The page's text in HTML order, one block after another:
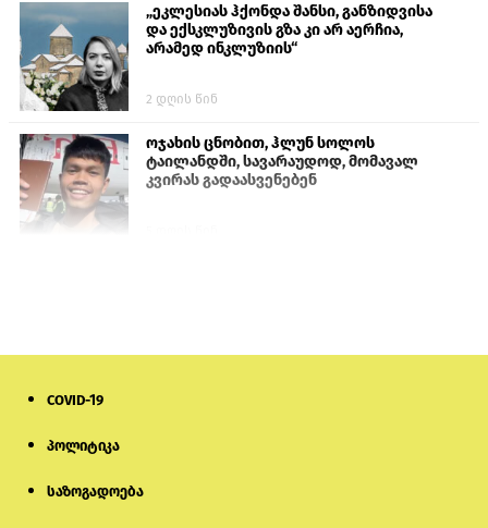
„ეკლესიას ჰქონდა შანსი, განზიდვისა
და ექსკლუზივის გზა კი არ აერჩია,
არამედ ინკლუზიის“
2 დღის წინ
ოჯახის ცნობით, ჰლუნ სოლოს
ტაილანდში, სავარაუდოდ, მომავალ
კვირას გადაასვენებენ
COVID-19
პოლიტიკა
საზოგადოება